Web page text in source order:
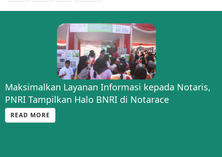
Maksimalkan Layanan Informasi kepada Notaris,
PNRI Tampilkan Halo BNRI di Notarace
READ MORE